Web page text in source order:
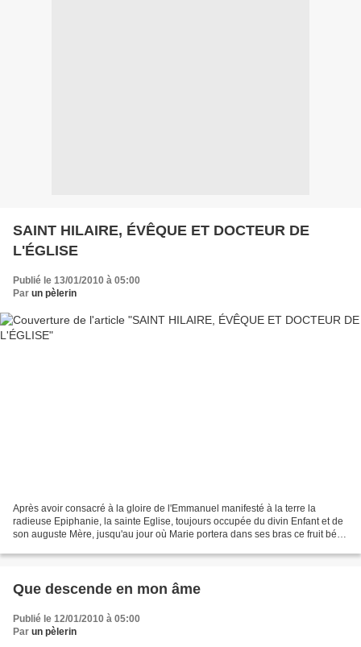
SAINT HILAIRE, ÉVÊQUE ET DOCTEUR DE
L'ÉGLISE
Publié le 13/01/2010 à 05:00
Par un pèlerin
Après avoir consacré à la gloire de l'Emmanuel manifesté à la terre la
radieuse Epiphanie, la sainte Eglise, toujours occupée du divin Enfant et de
son auguste Mère, jusqu'au jour où Marie portera dans ses bras ce fruit béni
Que descende en mon âme
Publié le 12/01/2010 à 05:00
Par un pèlerin